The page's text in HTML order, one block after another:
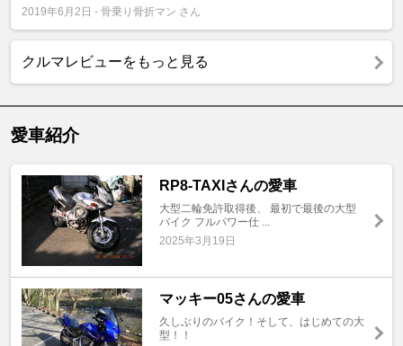
2019年6月2日 - 骨乗り骨折マン さん
クルマレビューをもっと見る
愛車紹介
RP8-TAXIさんの愛車
大型二輪免許取得後、 最初で最後の大型
バイク フルパワー仕 ...
2025年3月19日
マッキー05さんの愛車
久しぶりのバイク！そして、はじめての大
型！！